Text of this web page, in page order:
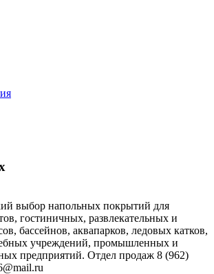
выбор напольных покрытий для
гостиничных, развлекательных и
бассейнов, аквапарков, ледовых катков,
учреждений, промышленных и
предприятий. Отдел продаж 8 (962)